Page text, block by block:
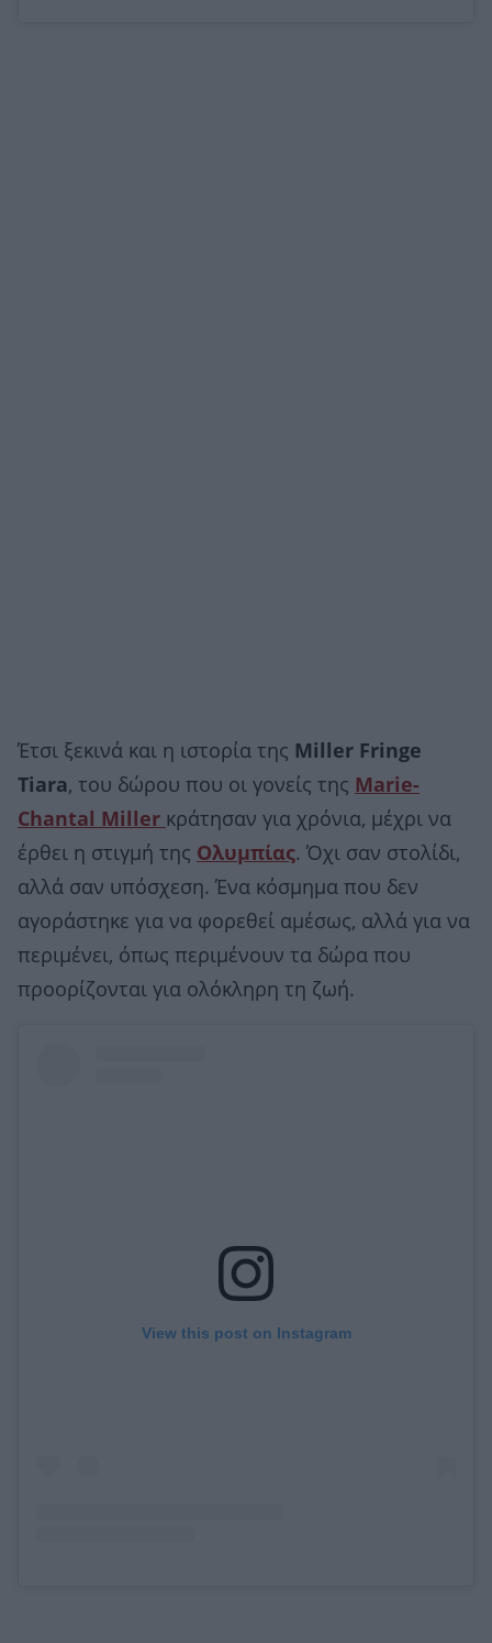
Έτσι ξεκινά και η ιστορία της Miller Fringe
Tiara, του δώρου που οι γονείς της Marie-
Chantal Miller κράτησαν για χρόνια, μέχρι να
έρθει η στιγμή της Ολυμπίας. Όχι σαν στολίδι,
αλλά σαν υπόσχεση. Ένα κόσμημα που δεν
αγοράστηκε για να φορεθεί αμέσως, αλλά για να
περιμένει, όπως περιμένουν τα δώρα που
προορίζονται για ολόκληρη τη ζωή.
View this post on Instagram